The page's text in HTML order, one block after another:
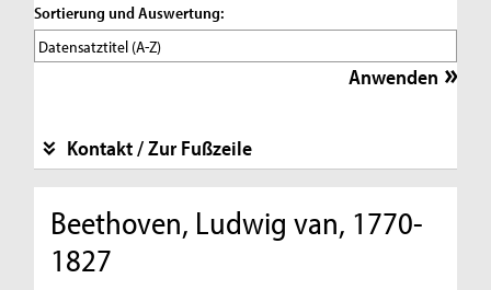
Sortierung und Auswertung:
Kontakt / Zur Fußzeile
Beethoven, Ludwig van, 1770-
1827